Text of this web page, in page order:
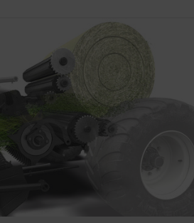
og statistik
gerne forbedre vores
(også cookies), som
Cookiens formål